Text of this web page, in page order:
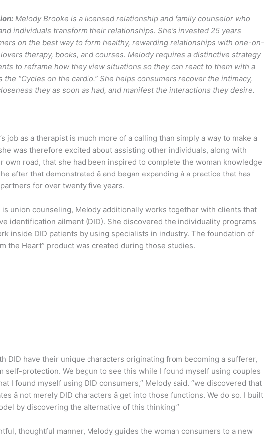
Melody Brooke is a licensed relationship and family counselor who
individuals transform their relationships. She’s invested 25 years
on the best way to form healthy, rewarding relationships with one-on-
therapy, books, and courses. Melody requires a distinctive strategy
to reframe how they view situations so they can react to them with a
the “Cycles on the cardio.” She helps consumers recover the intimacy,
they as soon as had, and manifest the interactions they desire.
job as a therapist is much more of a calling than simply a way to make a
was therefore excited about assisting other individuals, along with
own road, that she had been inspired to complete the woman knowledge
after that demonstrated â and began expanding â a practice that has
for over twenty five years.
union counseling, Melody additionally works together with clients that
identification ailment (DID). She discovered the individuality programs
inside DID patients by using specialists in industry. The foundation of
the Heart” product was created during those studies.
DID have their unique characters originating from becoming a sufferer,
self-protection. We begun to see this while I found myself using couples
I found myself using DID consumers,” Melody said. “we discovered that
â not merely DID characters â get into those functions. We do so. I built
by discovering the alternative of this thinking.”
thoughtful manner, Melody guides the woman consumers to a new